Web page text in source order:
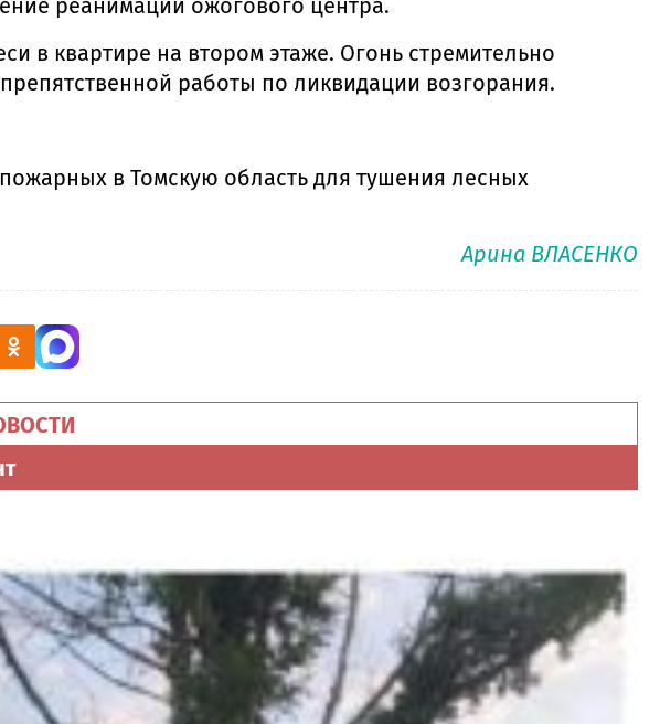
реанимации ожогового центра.
в квартире на втором этаже. Огонь стремительно
работы по ликвидации возгорания.
в Томскую область для тушения лесных
Арина ВЛАСЕНКО